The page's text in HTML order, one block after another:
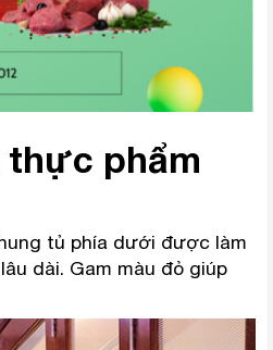
thực phẩm
tủ phía dưới được làm
dài. Gam màu đỏ giúp